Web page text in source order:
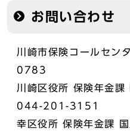
お問い合わせ
川崎市保険コールセ
0783
川崎区役所 保険年金課
044-201-3151
幸区役所 保険年金課